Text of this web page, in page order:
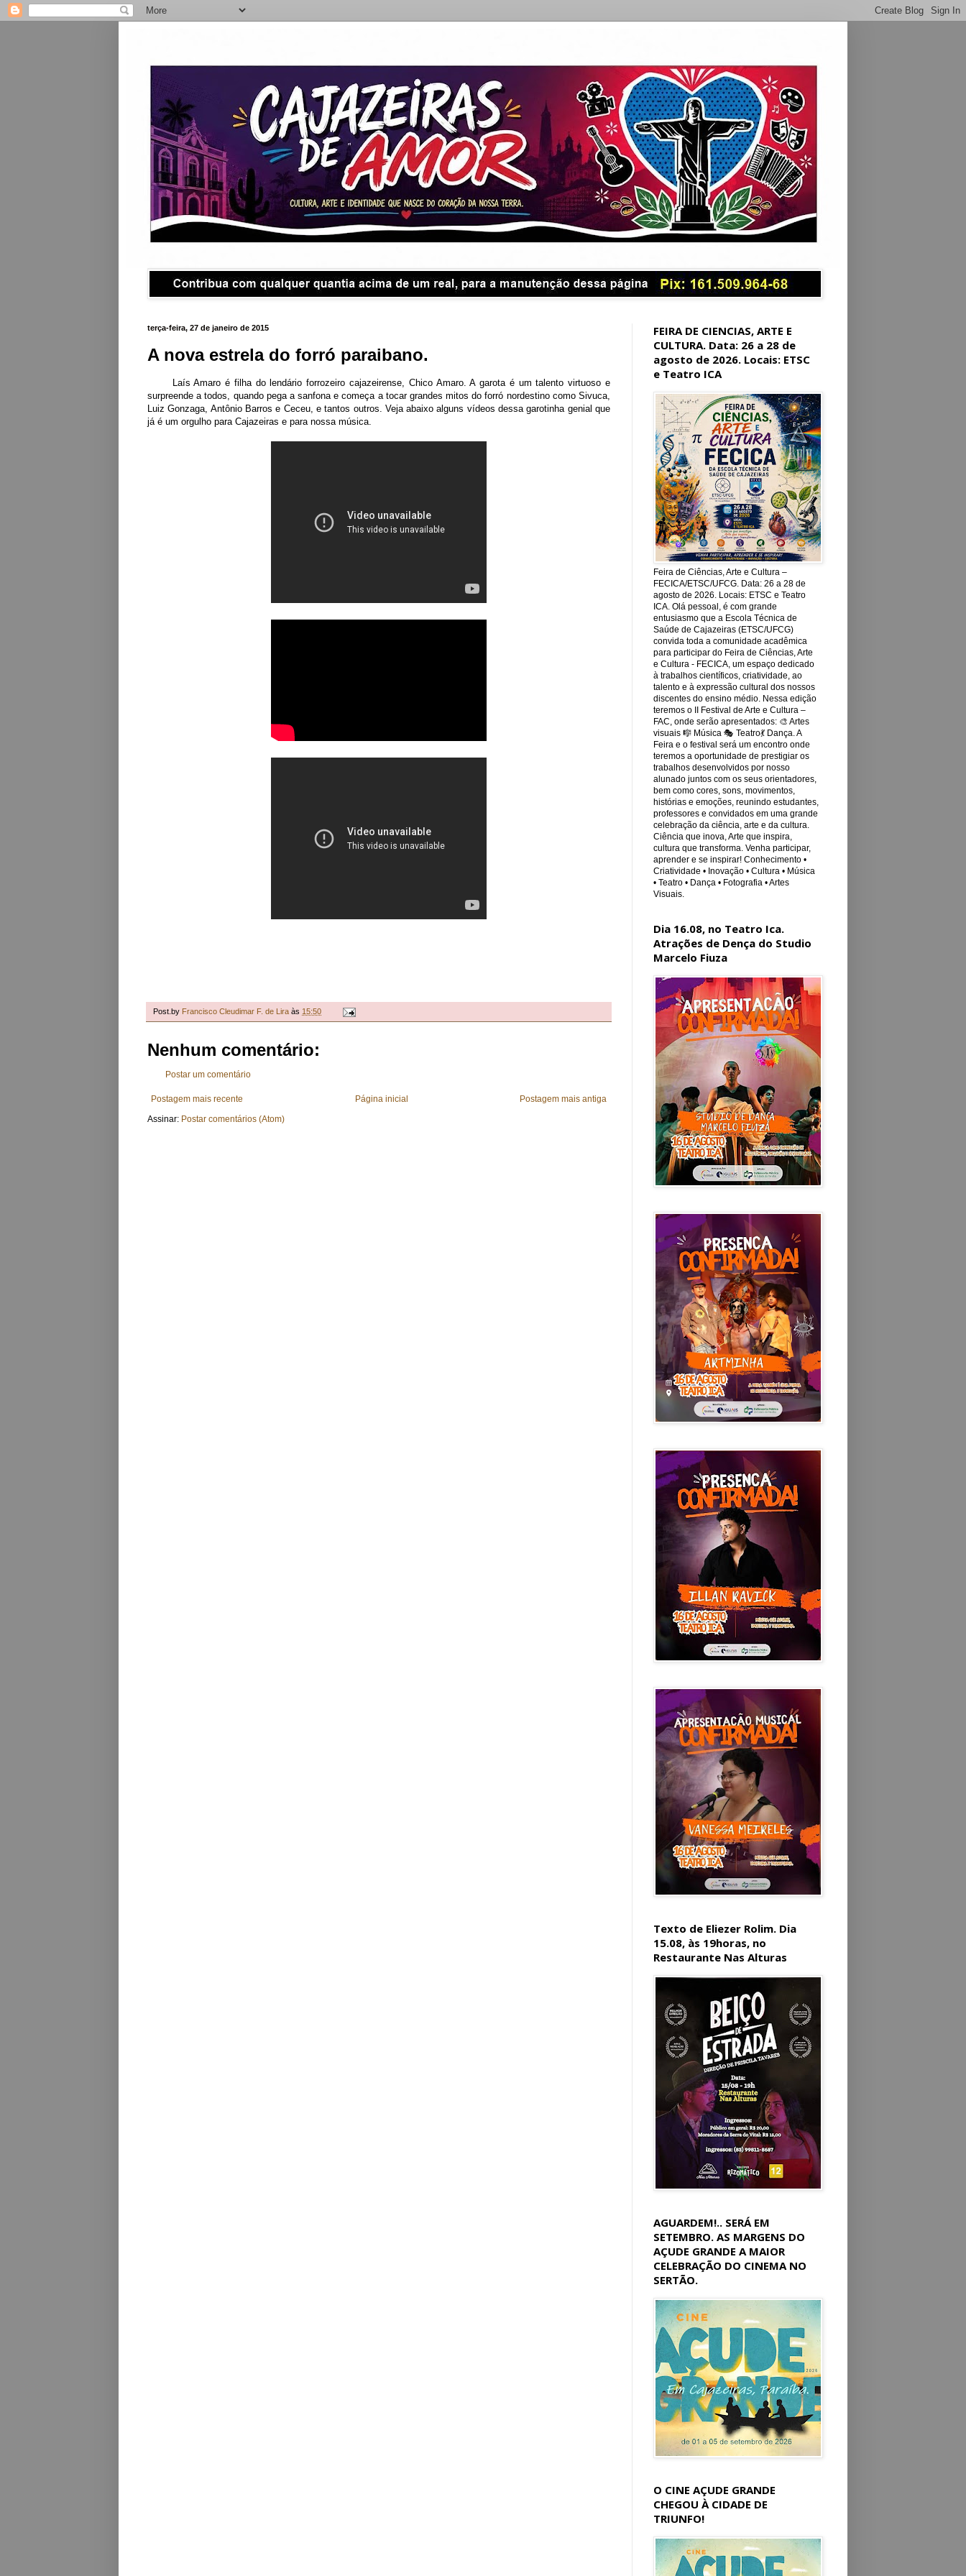
terça-feira, 27 de janeiro de 2015
A nova estrela do forró paraibano.
Laís Amaro é filha do lendário forrozeiro cajazeirense, Chico Amaro. A garota é um talento virtuoso e
surpreende a todos, quando pega a sanfona e começa a tocar grandes mitos do forró nordestino como Sivuca,
Luiz Gonzaga, Antônio Barros e Ceceu, e tantos outros. Veja abaixo alguns vídeos dessa garotinha genial que
já é um orgulho para Cajazeiras e para nossa música.
Post.by Francisco Cleudimar F. de Lira às 15:50
Nenhum comentário:
Postar um comentário
Postagem mais recente Postagem mais antiga
Página inicial
Assinar: Postar comentários (Atom)
FEIRA DE CIENCIAS, ARTE E
CULTURA. Data: 26 a 28 de
agosto de 2026. Locais: ETSC
e Teatro ICA
Feira de Ciências, Arte e Cultura –
FECICA/ETSC/UFCG. Data: 26 a 28 de
agosto de 2026. Locais: ETSC e Teatro
ICA. Olá pessoal, é com grande
entusiasmo que a Escola Técnica de
Saúde de Cajazeiras (ETSC/UFCG)
convida toda a comunidade acadêmica
para participar do Feira de Ciências, Arte
e Cultura - FECICA, um espaço dedicado
à trabalhos científicos, criatividade, ao
talento e à expressão cultural dos nossos
discentes do ensino médio. Nessa edição
teremos o II Festival de Arte e Cultura –
FAC, onde serão apresentados: 🎨 Artes
visuais 🎼 Música 🎭 Teatro💃 Dança. A
Feira e o festival será um encontro onde
teremos a oportunidade de prestigiar os
trabalhos desenvolvidos por nosso
alunado juntos com os seus orientadores,
bem como cores, sons, movimentos,
histórias e emoções, reunindo estudantes,
professores e convidados em uma grande
celebração da ciência, arte e da cultura.
Ciência que inova, Arte que inspira,
cultura que transforma. Venha participar,
aprender e se inspirar! Conhecimento •
Criatividade • Inovação • Cultura • Música
• Teatro • Dança • Fotografia • Artes
Visuais.
Dia 16.08, no Teatro Ica.
Atrações de Dença do Studio
Marcelo Fiuza
Texto de Eliezer Rolim. Dia
15.08, às 19horas, no
Restaurante Nas Alturas
AGUARDEM!.. SERÁ EM
SETEMBRO. AS MARGENS DO
AÇUDE GRANDE A MAIOR
CELEBRAÇÃO DO CINEMA NO
SERTÃO.
O CINE AÇUDE GRANDE
CHEGOU À CIDADE DE
TRIUNFO!